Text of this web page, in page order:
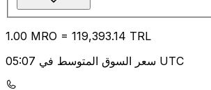
1.00 MRO = 119,393.14 TRL
سعر السوق المتوسط في 05:07 UTC